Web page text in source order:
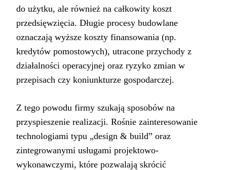
do użytku, ale również na całkowity koszt
przedsięwzięcia. Długie procesy budowlane
oznaczają wyższe koszty finansowania (np.
kredytów pomostowych), utracone przychody z
działalności operacyjnej oraz ryzyko zmian w
przepisach czy koniunkturze gospodarczej.
Z tego powodu firmy szukają sposobów na
przyspieszenie realizacji. Rośnie zainteresowanie
technologiami typu „design & build” oraz
zintegrowanymi usługami projektowo-
wykonawczymi, które pozwalają skrócić